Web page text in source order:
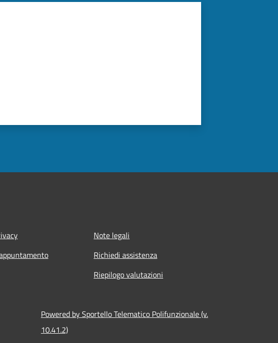
Note legali
Richiedi assistenza
Riepilogo valutazioni
Powered by Sportello Telematico Polifunzionale (v.
10.41.2)